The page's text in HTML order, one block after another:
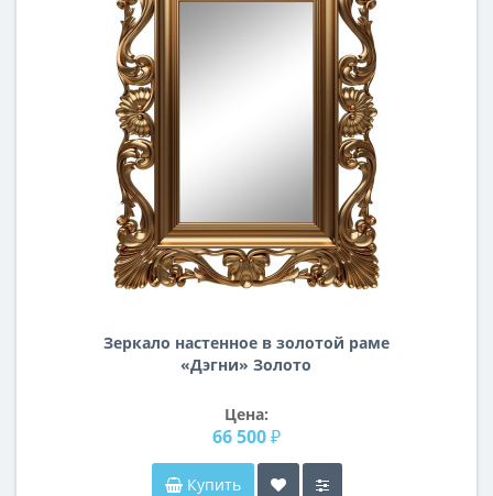
Зеркало настенное в золотой раме
«Дэгни» Золото
Цена:
66 500 ₽
Купить